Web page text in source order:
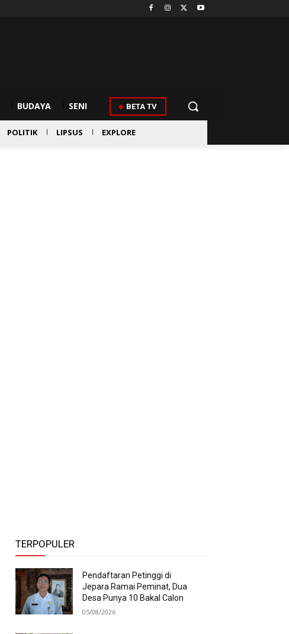
BUDAYA SENI BETA TV
POLITIK LIPSUS EXPLORE
TERPOPULER
Pendaftaran Petinggi di
Jepara Ramai Peminat, Dua
Desa Punya 10 Bakal Calon
05/08/2026